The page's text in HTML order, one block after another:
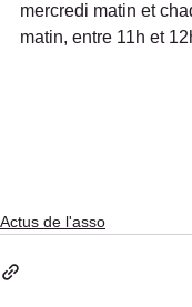
mercredi matin et
matin, entre 11h et
Actus de l'asso